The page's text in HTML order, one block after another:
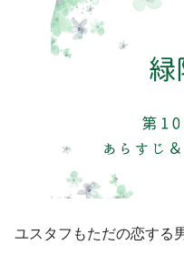
ユスタフもただの恋する男